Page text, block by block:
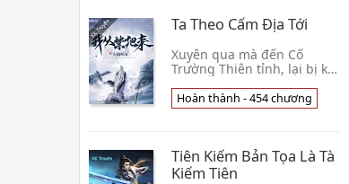
Ta Theo Cấm Địa Tới
Xuyên qua mà đến Cố
Trường Thiên tỉnh, lại bị kẹt
mặt trời địa phương. Phát
hiện nơi này là Tu Tiên giới,
Hoàn thành - 454 chương
Tiên Kiếm Bản Tọa Là Tà
Kiếm Tiên